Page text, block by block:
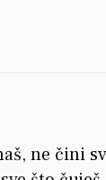
ne čini